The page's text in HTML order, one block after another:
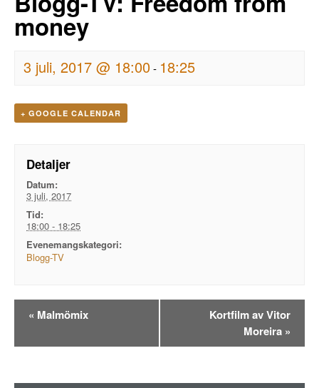
money
3 juli, 2017 @ 18:00- 18:25
+ GOOGLE CALENDAR
Detaljer
Datum:
3 juli, 2017
Tid:
18:00 - 18:25
Evenemangskategori:
Blogg-TV
Evenemangsnavigation
« Malmömix
Kortfilm av Vitor
Moreira »